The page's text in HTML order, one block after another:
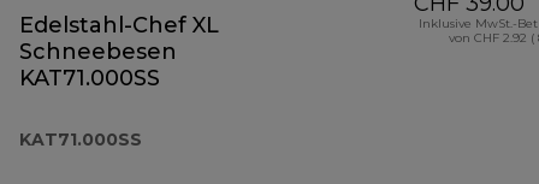
Edelstahl-Chef XL
Schneebesen
KAT71.000SS
KAT71.000SS
Inklusive MwSt.-
von CHF 2.92 (